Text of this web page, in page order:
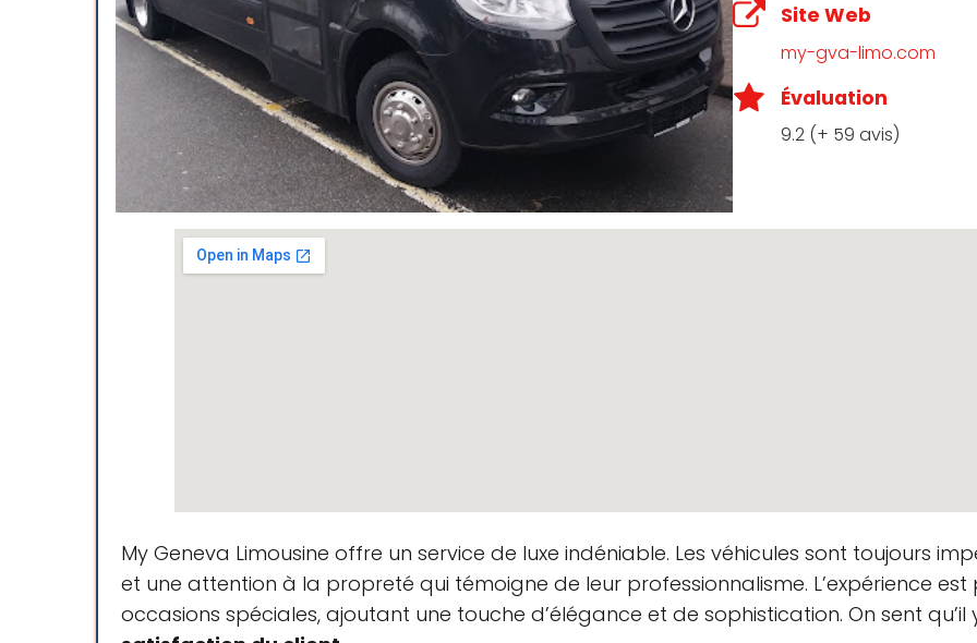
Such an excellent service, cars are super clean and new, bottle of water, WiFi,and on
professional. Well done for a great service. The best chauffeur service in Geneva if not
Schnell und flexibel auch ohne Voranmeldung sonntags vormittags. Netter Chauffeur,
neu und sehr sauber gehalten.
From Geneve to Milan Malpensa, luxury service! Nothing to complain. Only
felt totally confortável and safe
Site Web
my-gva-limo.com
Évaluation
9.2 (+ 59 avis)
My Geneva Limousine offre un service de luxe indéniable. Les véhicules sont toujours
et une attention à la propreté qui témoigne de leur professionnalisme. L’expérience
occasions spéciales, ajoutant une touche d’élégance et de sophistication. On sent qu’il